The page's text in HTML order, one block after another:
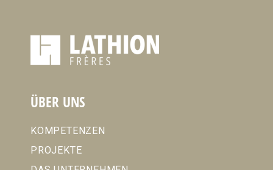
ÜBER UNS
KOMPETENZEN
PROJEKTE